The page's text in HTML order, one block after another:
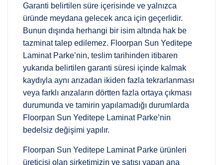
Garanti belirtilen süre içerisinde ve yalnızca
üründe meydana gelecek arıca için geçerlidir.
Bunun dışında herhangi bir isim altında hak be
tazminat talep edilemez. Floorpan Sun Yeditepe
Laminat Parke’nin, teslim tarihinden itibaren
yukarıda belirtilen garanti süresi içinde kalmak
kaydıyla aynı arızadan ikiden fazla tekrarlanması
veya farklı arızaların dörtten fazla ortaya çıkması
durumunda ve tamirin yapılamadığı durumlarda
Floorpan Sun Yeditepe Laminat Parke’nin
bedelsiz değişimi yapılır.
Floorpan Sun Yeditepe Laminat Parke ürünleri
üreticisi olan şirketimizin ve satışı yapan ana